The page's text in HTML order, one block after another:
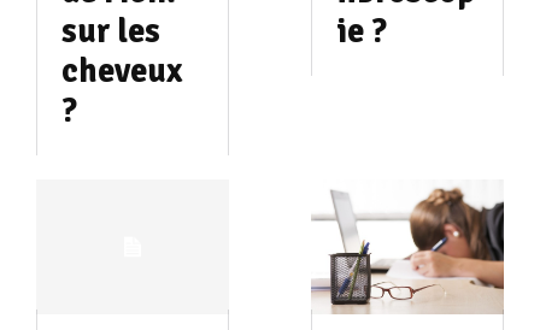
sur les
cheveux
?
ie ?